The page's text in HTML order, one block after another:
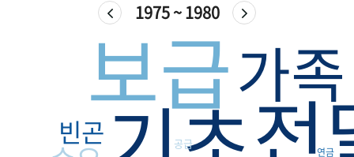
1975 ~ 1980
전
보급가족
빈곤 공급
연금